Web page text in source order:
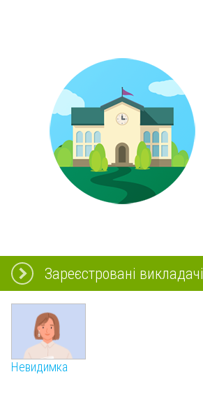
Зареєстровані викладачі
Невидимка